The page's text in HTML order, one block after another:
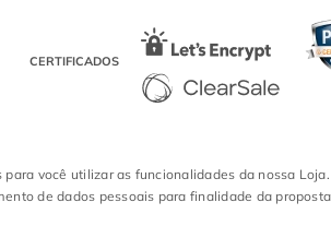
CERTIFICADOS
você utilizar as funcionalidades da nossa
de dados pessoais para finalidade da